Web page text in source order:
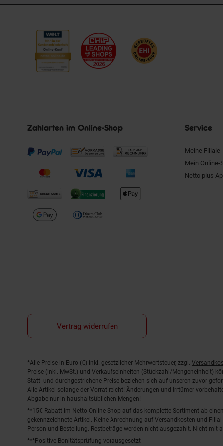
Zahlarten im Online-Shop Service
Meine Filiale
Mein Online-
Netto plus
Vertrag widerrufen
Fußnoten
*Alle Preise in Euro (€) inkl. gesetzlicher Mehrwertsteuer, zzgl.
Preise (inkl. MwSt.) und Verkaufseinheiten (Stückzahl/Mengeneinheit)
Statt- und durchgestrichene Preise beziehen sich auf unseren zuvor
Alle Artikel solange der Vorrat reicht! Änderungen und Irrtümer
Abgabe nur in haushaltsüblichen Mengen!
**15€ Rabatt im Netto Online-Shop auf das komplette Sortiment ab
gekennzeichnete Artikel. Keine Anrechnung auf Versandkosten und
Person und Bestellung. Restbeträge werden nicht ausgezahlt. Nicht mit
***Positive Bonitätsprüfung vorausgesetzt